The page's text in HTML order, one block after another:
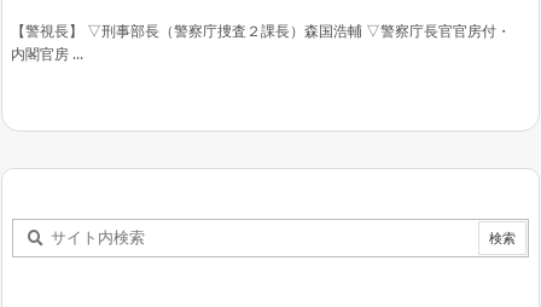
【警視長】 ▽刑事部長（警察庁捜査２課長）森国浩輔 ▽警察庁長官官房付・
内閣官房 ...